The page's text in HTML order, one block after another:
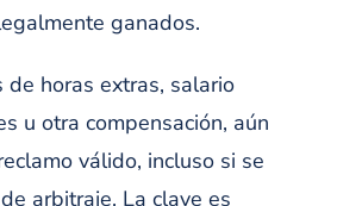
ganados.
horas extras, salario
u otra compensación, aún
válido, incluso si se
arbitraje. La clave es